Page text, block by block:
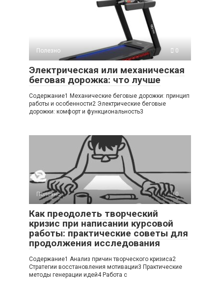
Полезно 0
Электрическая или механическая
беговая дорожка: что лучше
Содержание1 Механические беговые дорожки: принцип
работы и особенности2 Электрические беговые
дорожки: комфорт и функциональность3
Полезно 0
Как преодолеть творческий
кризис при написании курсовой
работы: практические советы для
продолжения исследования
Содержание1 Анализ причин творческого кризиса2
Стратегии восстановления мотивации3 Практические
методы генерации идей4 Работа с